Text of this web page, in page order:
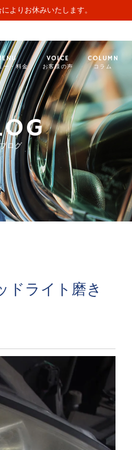
よりお休みいたします。
ー・料金
VOICE
お客様の声
COLUMN
コラム
ログ
ドライト磨き